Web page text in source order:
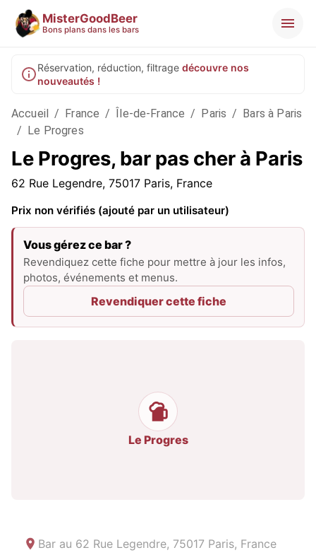
MisterGoodBeer
Bons plans dans les bars
Réservation, réduction, filtrage découvre nos
nouveautés !
Accueil / France / Île-de-France / Paris / Bars à Paris
/ Le Progres
Le Progres, bar pas cher à Paris
62 Rue Legendre, 75017 Paris, France
Prix non vérifiés (ajouté par un utilisateur)
Vous gérez ce bar ?
Revendiquez cette fiche pour mettre à jour les infos,
photos, événements et menus.
Revendiquer cette fiche
Le Progres
Bar au 62 Rue Legendre, 75017 Paris, France